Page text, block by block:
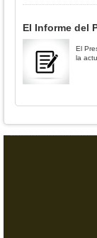
El Informe del
El
la